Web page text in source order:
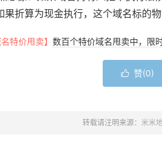
果折算为现金执行，这个域名标的物
名特价甩卖】 数百个特价域名甩卖中，限
 赞(0)
转载请注明来源： 米米